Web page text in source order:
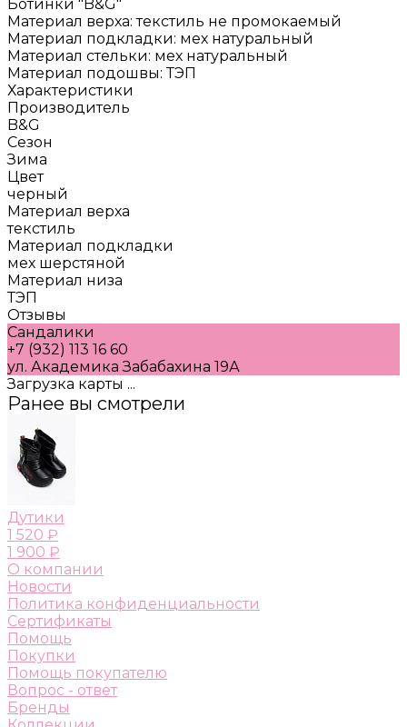
Ботинки "B&G"
Материал верха: текстиль не промокаемый
Материал подкладки: мех натуральный
Материал стельки: мех натуральный
Материал подошвы: ТЭП
Характеристики
Производитель
B&G
Сезон
Зима
Цвет
черный
Материал верха
текстиль
Материал подкладки
мех шерстяной
Материал низа
ТЭП
Отзывы
Сандалики
+7 (932) 113 16 60
ул. Академика Забабахина 19А
Загрузка карты ...
Ранее вы смотрели
Дутики
1 520 ₽
1 900 ₽
О компании
Новости
Политика конфиденциальности
Сертификаты
Помощь
Покупки
Помощь покупателю
Вопрос - ответ
Бренды